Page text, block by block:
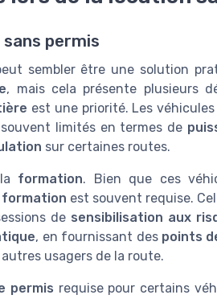
permis
sembler être une solution
, mais cela présente plusieurs
est une priorité. Les
limités en termes de
sur certaines routes.
formation. Bien que ces
est souvent requise.
de sensibilisation aux
, en fournissant des points
usagers de la route.
permis requise pour certains